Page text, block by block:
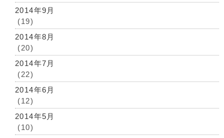
2014年9月
(19)
2014年8月
(20)
2014年7月
(22)
2014年6月
(12)
2014年5月
(10)